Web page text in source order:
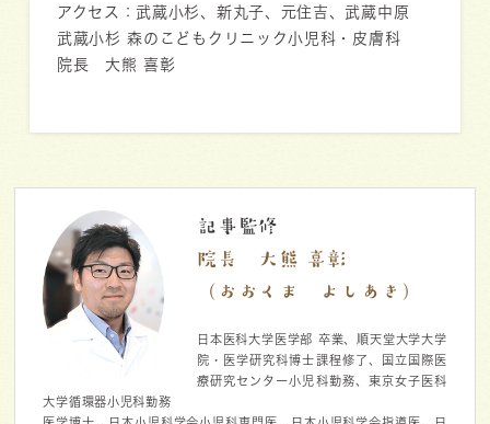
アクセス：武蔵小杉、新丸子、元住吉、武蔵中原
武蔵小杉 森のこどもクリニック小児科・皮膚科
院長 大熊 喜彰
記事監修
院長 大熊 喜彰
（おおくま よしあき）
日本医科大学医学部 卒業、順天堂大学大学
院・医学研究科博士課程修了、国立国際医
療研究センター小児科勤務、東京女子医科
大学循環器小児科勤務